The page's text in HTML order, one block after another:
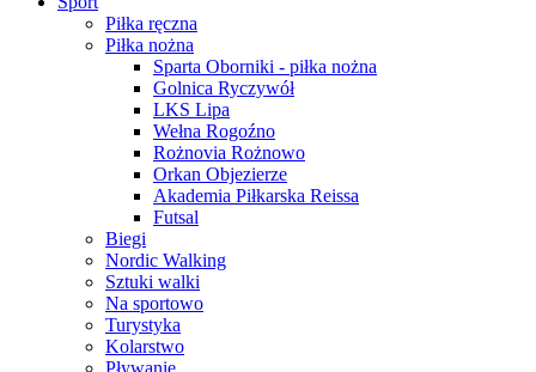
Piłka ręczna
Piłka nożna
Sparta Oborniki - piłka nożna
Golnica Ryczywół
LKS Lipa
Wełna Rogoźno
Rożnovia Rożnowo
Orkan Objezierze
Akademia Piłkarska Reissa
Futsal
Biegi
Nordic Walking
Sztuki walki
Na sportowo
Turystyka
Kolarstwo
Pływanie